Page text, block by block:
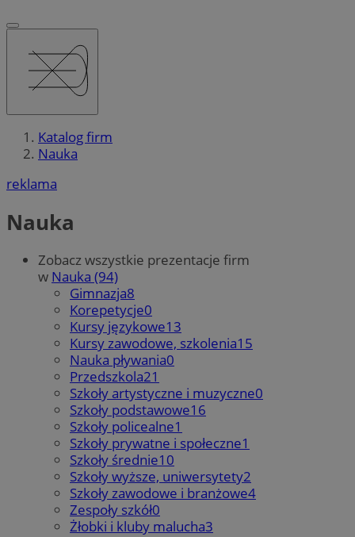
Katalog firm
Nauka
reklama
Nauka
Zobacz wszystkie prezentacje firm
w Nauka (94)
Gimnazja8
Korepetycje0
Kursy językowe13
Kursy zawodowe, szkolenia15
Nauka pływania0
Przedszkola21
Szkoły artystyczne i muzyczne0
Szkoły podstawowe16
Szkoły policealne1
Szkoły prywatne i społeczne1
Szkoły średnie10
Szkoły wyższe, uniwersytety2
Szkoły zawodowe i branżowe4
Zespoły szkół0
Żłobki i kluby malucha3